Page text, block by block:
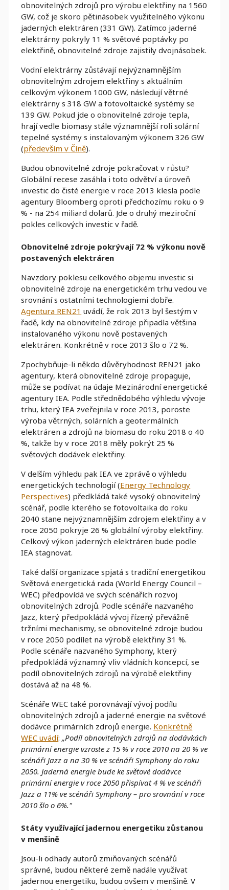
obnovitelných zdrojů pro výrobu elektřiny na 1560
GW, což je skoro pětinásobek využitelného výkonu
jaderných elektráren (331 GW). Zatímco jaderné
elektrárny pokryly 11 % světové poptávky po
elektřině, obnovitelné zdroje zajistily dvojnásobek.
Vodní elektrárny zůstávají nejvýznamnějším
obnovitelným zdrojem elektřiny s aktuálním
celkovým výkonem 1000 GW, následují větrné
elektrárny s 318 GW a fotovoltaické systémy se
139 GW. Pokud jde o obnovitelné zdroje tepla,
hrají vedle biomasy stále významnější roli solární
tepelné systémy s instalovaným výkonem 326 GW
(především v Číně).
Budou obnovitelné zdroje pokračovat v růstu?
Globální recese zasáhla i toto odvětví a úroveň
investic do čisté energie v roce 2013 klesla podle
agentury Bloomberg oproti předchozímu roku o 9
% - na 254 miliard dolarů. Jde o druhý meziroční
pokles celkových investic v řadě.
Obnovitelné zdroje pokrývají 72 % výkonu nově
postavených elektráren
Navzdory poklesu celkového objemu investic si
obnovitelné zdroje na energetickém trhu vedou ve
srovnání s ostatními technologiemi dobře.
Agentura REN21 uvádí, že rok 2013 byl šestým v
řadě, kdy na obnovitelné zdroje připadla většina
instalovaného výkonu nově postavených
elektráren. Konkrétně v roce 2013 šlo o 72 %.
Zpochybňuje-li někdo důvěryhodnost REN21 jako
agentury, která obnovitelné zdroje propaguje,
může se podívat na údaje Mezinárodní energetické
agentury IEA. Podle střednědobého výhledu vývoje
trhu, který IEA zveřejnila v roce 2013, poroste
výroba větrných, solárních a geotermálních
elektráren a zdrojů na biomasu do roku 2018 o 40
%, takže by v roce 2018 měly pokrýt 25 %
světových dodávek elektřiny.
V delším výhledu pak IEA ve zprávě o výhledu
energetických technologií (Energy Technology
Perspectives) předkládá také vysoký obnovitelný
scénář, podle kterého se fotovoltaika do roku
2040 stane nejvýznamnějším zdrojem elektřiny a v
roce 2050 pokryje 26 % globální výroby elektřiny.
Celkový výkon jaderných elektráren bude podle
IEA stagnovat.
Také další organizace spjatá s tradiční energetikou
Světová energetická rada (World Energy Council –
WEC) předpovídá ve svých scénářích rozvoj
obnovitelných zdrojů. Podle scénáře nazvaného
Jazz, který předpokládá vývoj řízený převážně
tržními mechanismy, se obnovitelné zdroje budou
v roce 2050 podílet na výrobě elektřiny 31 %.
Podle scénáře nazvaného Symphony, který
předpokládá významný vliv vládních koncepcí, se
podíl obnovitelných zdrojů na výrobě elektřiny
dostává až na 48 %.
Scénáře WEC také porovnávají vývoj podílu
obnovitelných zdrojů a jaderné energie na světové
dodávce primárních zdrojů energie. Konkrétně
WEC uvádí:„Podíl obnovitelných zdrojů na dodávkách
primární energie vzroste z 15 % v roce 2010 na 20 % ve
scénáři Jazz a na 30 % ve scénáři Symphony do roku
2050. Jaderná energie bude ke světové dodávce
primární energie v roce 2050 přispívat 4 % ve scénáři
Jazz a 11% ve scénáři Symphony – pro srovnání v roce
2010 šlo o 6%."
Státy využívající jadernou energetiku zůstanou
v menšině
Jsou-li odhady autorů zmiňovaných scénářů
správné, budou některé země nadále využívat
jadernou energetiku, budou ovšem v menšině. V